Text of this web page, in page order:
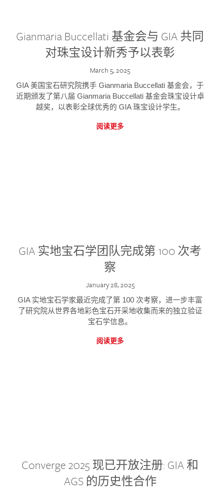
Gianmaria Buccellati 基金会与 GIA 共同
对珠宝设计新秀予以表彰
March 5, 2025
GIA 美国宝石研究院携手 Gianmaria Buccellati 基金会，于
近期颁发了第八届 Gianmaria Buccellati 基金会珠宝设计卓
越奖，以表彰全球优秀的 GIA 珠宝设计学生。
阅读更多
GIA 实地宝石学团队完成第 100 次考
察
January 28, 2025
GIA 实地宝石学家最近完成了第 100 次考察，进一步丰富
了研究院从世界各地彩色宝石开采地收集而来的独立验证
宝石学信息。
阅读更多
Converge 2025 现已开放注册: GIA 和
AGS 的历史性合作